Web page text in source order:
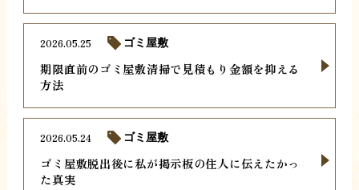
期限直前のゴミ屋敷清掃で見積もり金額を抑える
方法
2026.05.25 ゴミ屋敷
ゴミ屋敷脱出後に私が掲示板の住人に伝えたかっ
た真実
2026.05.24 ゴミ屋敷